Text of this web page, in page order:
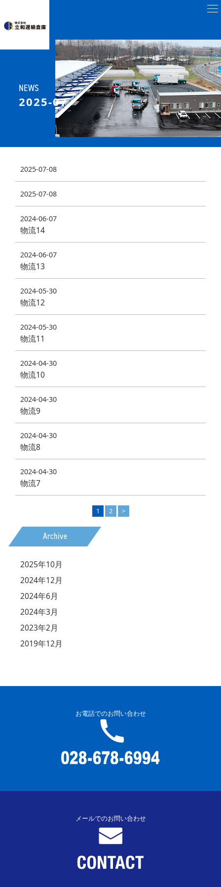
NEWS
2025-07
2025-07-08
2025-07-08
2024-06-07
物流14
2024-06-07
物流13
2024-05-30
物流12
2024-05-30
物流11
2024-04-30
物流10
2024-04-30
物流9
2024-04-30
物流8
2024-04-30
物流7
1 2 >
Archive
2025年10月
2024年12月
2024年6月
2024年3月
2023年2月
2019年12月
お電話でのお問い合わせ
メールでのお問い合わせ